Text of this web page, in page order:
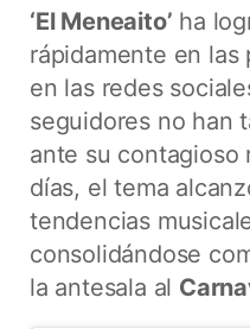
‘El Meneaito’ ha
rápidamente en las
en las redes
seguidores no han
ante su contagioso
días, el tema
tendencias
consolidándose
la antesala al